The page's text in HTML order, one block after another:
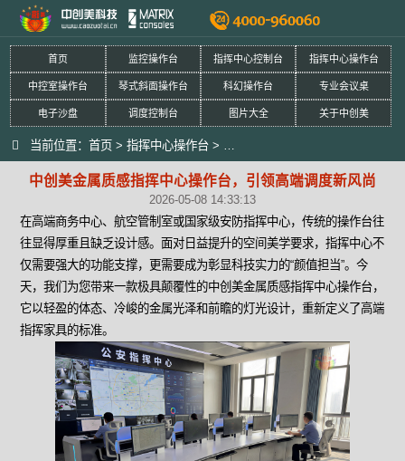
首页 监控操作台 指挥中心控制台 指挥中心操作台
中控室操作台 琴式斜面操作台 科幻操作台 专业会议桌
电子沙盘 调度控制台 图片大全 关于中创美
当前位置：首页 > 指挥中心操作台 > 中创美金属质感指挥中心操作台，
中创美金属质感指挥中心操作台，引领高端调度新风尚
2026-05-08 14:33:13
在高端商务中心、航空管制室或国家级安防指挥中心，传统的操作台往
往显得厚重且缺乏设计感。面对日益提升的空间美学要求，指挥中心不
仅需要强大的功能支撑，更需要成为彰显科技实力的“颜值担当”。今
天，我们为您带来一款极具颠覆性的中创美金属质感指挥中心操作台，
它以轻盈的体态、冷峻的金属光泽和前瞻的灯光设计，重新定义了高端
指挥家具的标准。